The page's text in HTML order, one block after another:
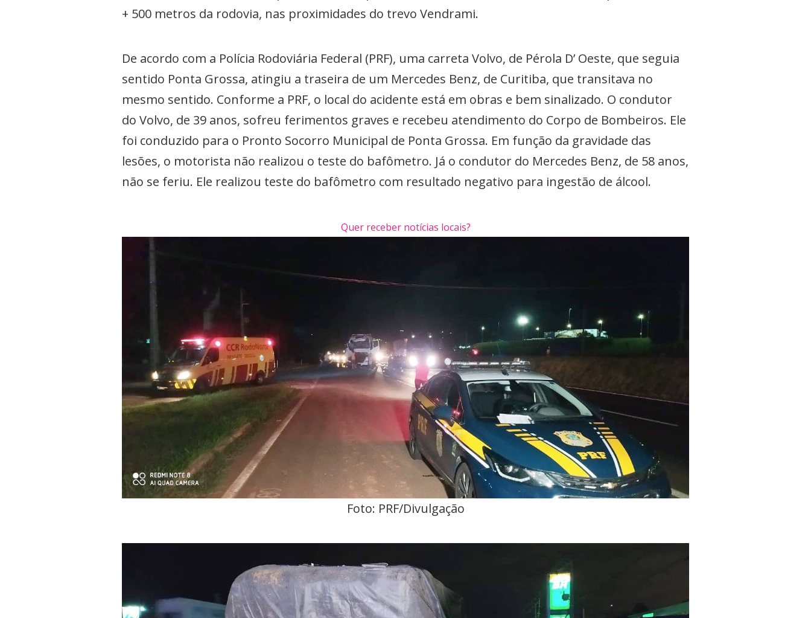
+ 500 metros da rodovia, nas proximidades do trevo Vendrami.
De acordo com a Polícia Rodoviária Federal (PRF), uma carreta Volvo, de Pérola D’ Oeste, que seguia
sentido Ponta Grossa, atingiu a traseira de um Mercedes Benz, de Curitiba, que transitava no
mesmo sentido. Conforme a PRF, o local do acidente está em obras e bem sinalizado. O condutor
do Volvo, de 39 anos, sofreu ferimentos graves e recebeu atendimento do Corpo de Bombeiros. Ele
foi conduzido para o Pronto Socorro Municipal de Ponta Grossa. Em função da gravidade das
lesões, o motorista não realizou o teste do bafômetro. Já o condutor do Mercedes Benz, de 58 anos,
não se feriu. Ele realizou teste do bafômetro com resultado negativo para ingestão de álcool.
Quer receber notícias locais?
Foto: PRF/Divulgação